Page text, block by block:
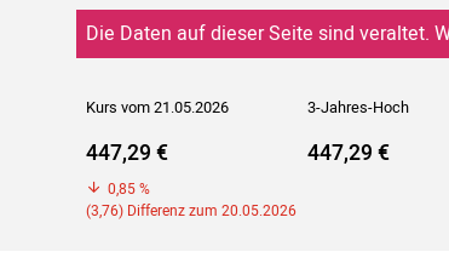
Die Daten auf dieser Seite sind veraltet.
Kurs vom 21.05.2026 3-Jahres-Hoch
447,29 €
0,85 %
(3,76) Differenz zum 20.05.2026
447,29 €